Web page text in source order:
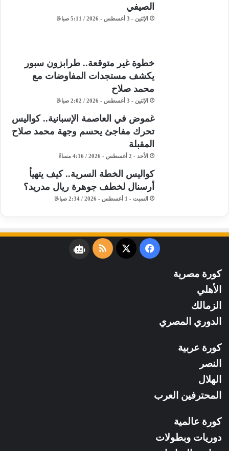
الصيفي
الإثنين - 3 أغسطس - 2026 / 5:11 صباحًا
خطوة غير متوقعة.. طرابزون سبور
يكشف مستجدات المفاوضات مع
محمد صلاح
الإثنين - 3 أغسطس - 2026 / 2:02 صباحًا
غموض في العاصمة الإسبانية.. كواليس
تحرك مفاجئ يحسم وجهة محمد صلاح
المقبلة
الأحد - 2 أغسطس - 2026 / 4:16 مساءً
كواليس الخطة السرية.. كيف يتهيأ
أرسنال لخطف جوهرة ريال مدريد؟
السبت - 1 أغسطس - 2026 / 2:34 صباحًا
فيسبوك
‫X
ملخصنبض
كورة مصرية
الأهلي
الزمالك
الدوري المصري
كورة عربية
النصر
الهلال
المحترفين العرب
كورة عالمية
دوريات وبطولات